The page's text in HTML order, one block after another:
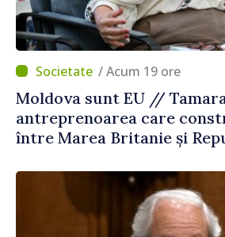
/ Acum 19 ore
Moldova sunt EU //
antreprenoarea care
între Marea Britanie și